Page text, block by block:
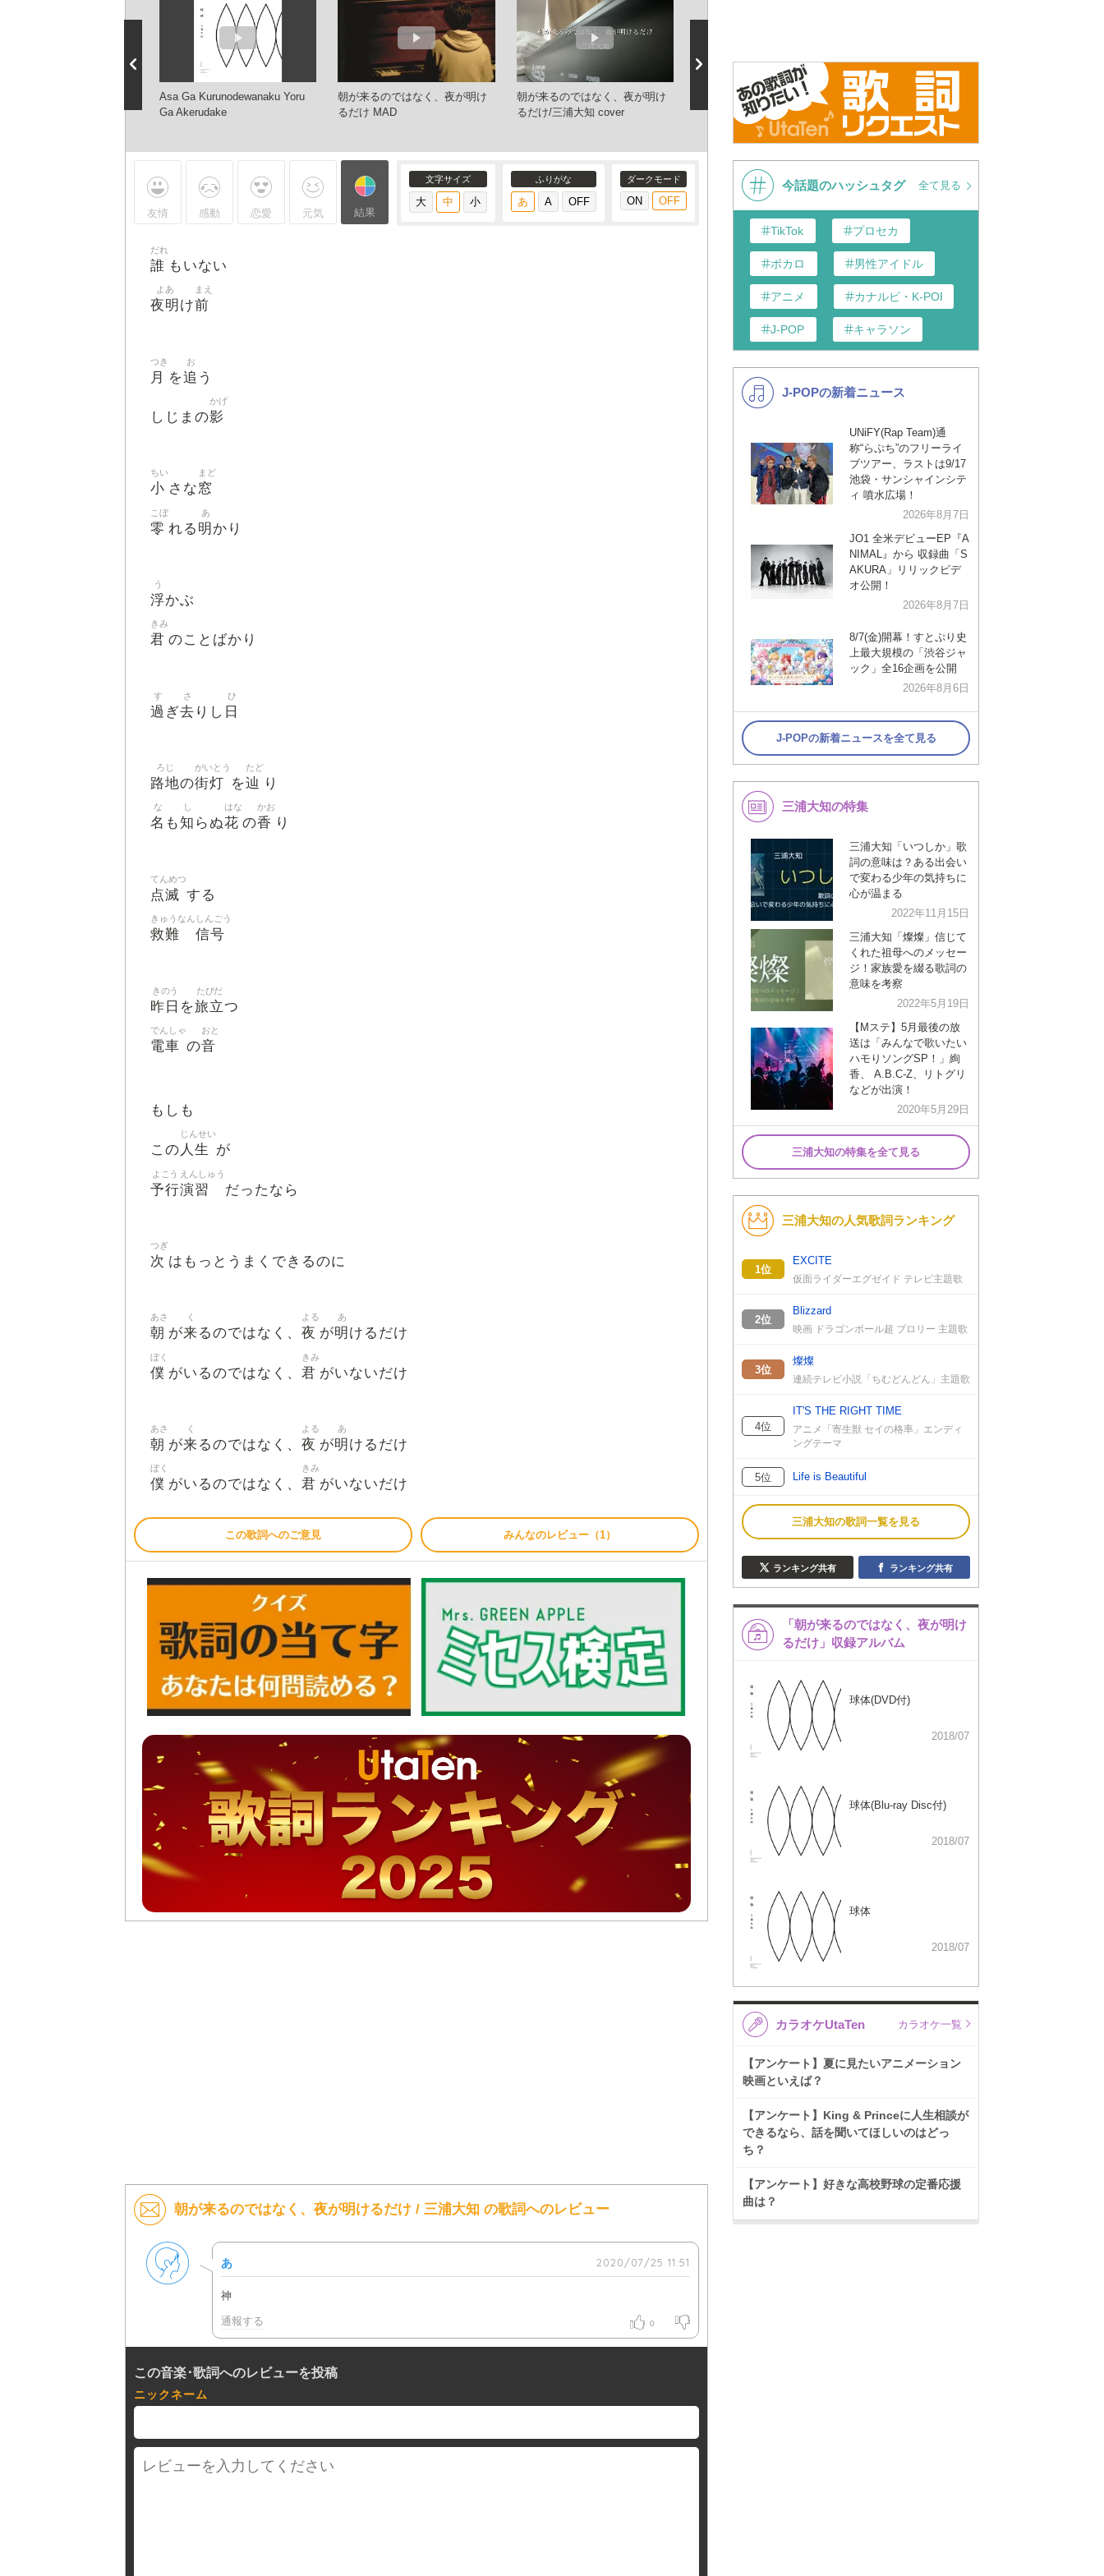
Asa Ga Kurunodewanaku Yoru
Ga Akerudake
朝が来るのではなく、夜が明け
るだけ MAD
朝が来るのではなく、夜が明け
るだけ/三浦大知 cover
三浦大知 (Daichi Miura) / NEW
ALBUM「球体」(2018/7/11 ON
SALE) -Teaser-
Sekai
友情 感動 恋愛 元気 結果
文字サイズ ふりがな ダークモード
誰
だれ
もいない
夜明
よあ
け前
まえ
月
つき
を追
お
う
しじまの影
かげ
小
ちい
さな窓
まど
零
こぼ
れる 明
あ
かり
浮
う
かぶ
君
きみ
のことばかり
過
す
ぎ去
さ
りし 日
ひ
路地
ろじ
の街灯
がいとう
を辿
たど
り
名
な
も知
し
らぬ花
はな
の香
かお
り
点滅
てんめつ
する
救難
きゅうなん
信号
しんごう
昨日
きのう
を旅立
たびだ
つ
電車
でんしゃ
の音
おと
もしも
この 人生
じんせい
が
予行
よこう
演習
えんしゅう
だったなら
次
つぎ
はもっとうまくできるのに
朝
あさ
が来
く
るのではなく、 夜
よる
が明
あ
けるだけ
僕
ぼく
がいるのではなく、 君
きみ
がいないだけ
朝
あさ
が来
く
るのではなく、 夜
よる
が明
あ
けるだけ
僕
ぼく
がいるのではなく、 君
きみ
がいないだけ
この歌詞へのご意見 みんなのレビュー（1）
朝が来るのではなく、夜が明けるだけ / 三浦大知 の歌詞へのレビュー
男性
あ 2020/07/25 11:51
神
通報する 0
この音楽･歌詞へのレビューを投稿
ニックネーム
今話題のハッシュタグ 全て見る
TikTok プロセカ
ボカロ 男性アイドル
アニメ カナルビ・K-POP和訳
J-POP キャラソン
K-POP 演歌・歌謡
洋楽
VTuber ディズニー
J-POPの新着ニュース
UNiFY(Rap Team)通
称“らぷち”のフリーライ
ブツアー、ラストは9/17
池袋・サンシャインシテ
ィ 噴水広場！
2026年8月7日
JO1 全米デビューEP『A
NIMAL』から 収録曲「S
AKURA」リリックビデ
オ公開！
2026年8月7日
8/7(金)開幕！すとぷり史
上最大規模の「渋谷ジャ
ック」全16企画を公開
2026年8月6日
J-POPの新着ニュースを全て見る
三浦大知の特集
三浦大知「いつしか」歌
詞の意味は？ある出会い
で変わる少年の気持ちに
心が温まる
2022年11月15日
三浦大知「燦燦」信じて
くれた祖母へのメッセー
ジ！家族愛を綴る歌詞の
意味を考察
2022年5月19日
【Mステ】5月最後の放
送は「みんなで歌いたい
ハモりソングSP！」絢
香、 A.B.C-Z、リトグリ
などが出演！
2020年5月29日
三浦大知の特集を全て見る
三浦大知の人気歌詞ランキング
1位
EXCITE
仮面ライダーエグゼイド テレビ主題歌
2位
Blizzard
映画 ドラゴンボール超 ブロリー 主題歌
3位
燦燦
連続テレビ小説「ちむどんどん」主題歌
4位
IT'S THE RIGHT TIME
アニメ「寄生獣 セイの格率」エンディ
ングテーマ
5位 Life is Beautiful
三浦大知の歌詞一覧を見る
ランキング共有 ランキング共有
「朝が来るのではなく、夜が明け
るだけ」収録アルバム
球体(DVD付)
2018/07
球体(Blu-ray Disc付)
2018/07
球体
2018/07
カラオケUtaTen カラオケ一覧
【アンケート】夏に見たいアニメーション
映画といえば？
【アンケート】King & Princeに人生相談が
できるなら、話を聞いてほしいのはどっ
ち？
【アンケート】好きな高校野球の定番応援
曲は？